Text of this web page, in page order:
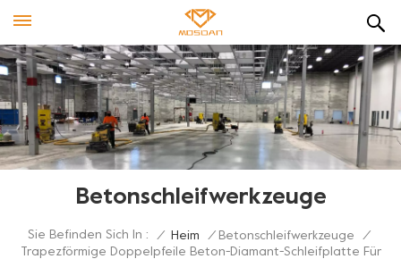
Betonschleifwerkzeuge
Sie Befinden Sich In : / Heim / Betonschleifwerkzeuge
/
Trapezförmige Doppelpfeile Beton-Diamant-Schleifplatte Für